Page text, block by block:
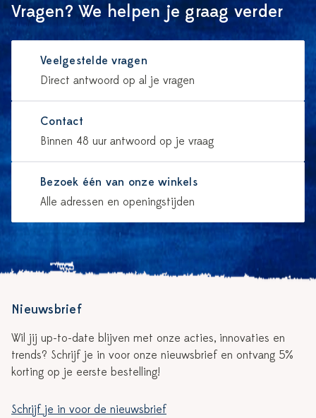
Vragen? We helpen je graag verder
Veelgestelde vragen
Direct antwoord op al je vragen
Contact
Binnen 48 uur antwoord op je vraag
Bezoek één van onze winkels
Alle adressen en openingstijden
Nieuwsbrief
Wil jij up-to-date blijven met onze acties, innovaties en
trends? Schrijf je in voor onze nieuwsbrief en ontvang 5%
korting op je eerste bestelling!
Schrijf je in voor de nieuwsbrief